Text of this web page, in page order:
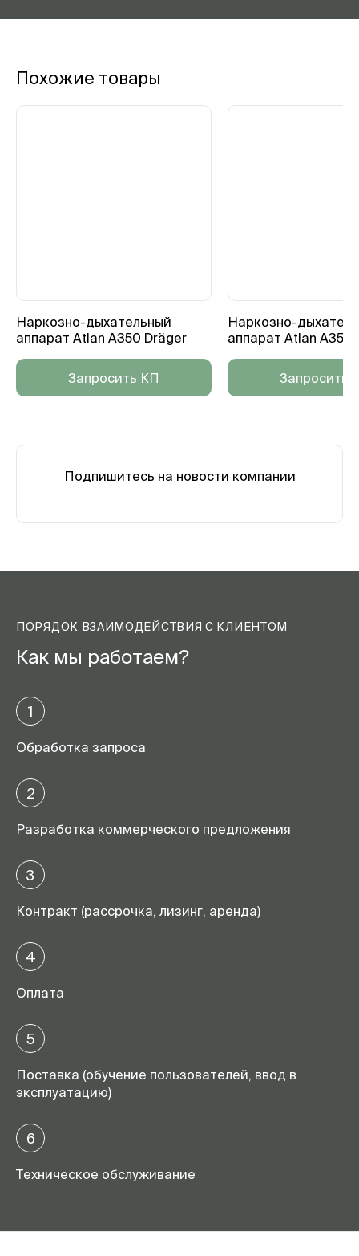
Похожие товары
Наркозно-дыхательный
аппарат Atlan A350 Dräger
Запросить КП
Наркозно-
аппарат Atlan
Запросить
Подпишитесь на новости компании
ПОРЯДОК ВЗАИМОДЕЙСТВИЯ С КЛИЕНТОМ
Как мы работаем?
1
Обработка запроса
2
Разработка коммерческого предложения
3
Контракт (рассрочка, лизинг, аренда)
4
Оплата
5
Поставка (обучение пользователей, ввод в
эксплуатацию)
6
Техническое обслуживание